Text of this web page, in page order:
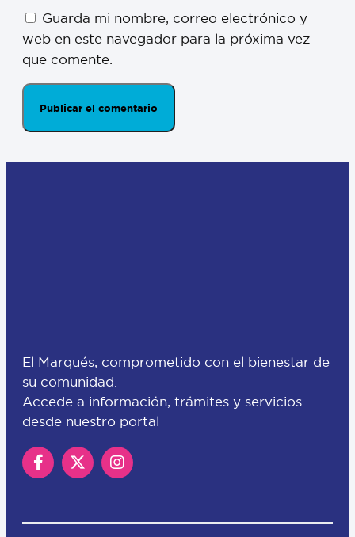
Guarda mi nombre, correo electrónico y
web en este navegador para la próxima vez
que comente.
El Marqués, comprometido con el bienestar de
su comunidad.
Accede a información, trámites y servicios
desde nuestro portal